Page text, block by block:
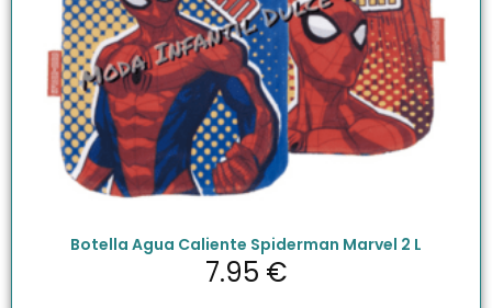
Botella Agua Caliente Spiderman Marvel 2 L
7.95 €